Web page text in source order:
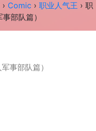
› Comic › 职业人气王 › 职
部队篇）
事部队篇）